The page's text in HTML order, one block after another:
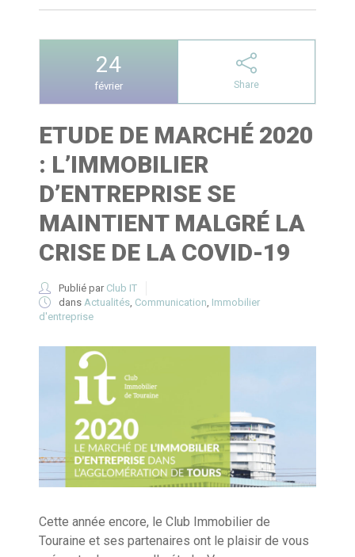
24
février Share
ETUDE DE MARCHÉ 2020
: L’IMMOBILIER
D’ENTREPRISE SE
MAINTIENT MALGRÉ LA
CRISE DE LA COVID-19
Publié par Club IT
dans Actualités Communication Immobilier
d'entreprise
Cette année encore, le Club Immobilier de
Touraine et ses partenaires ont le plaisir de vous